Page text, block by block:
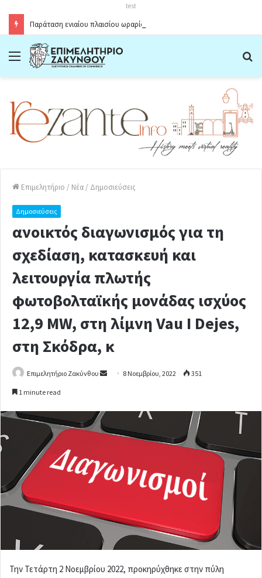
test
Menu
Επιμελητήριο / Νέα / Δημοσιεύσεις
Δημοσιεύσεις
ανοικτός διαγωνισμός για τη
σχεδίαση, κατασκευή και
λειτουργία πλωτής
φωτοβολταϊκής μονάδας ισχύος
12,9 MW, στη λίμνη Vau I Dejes,
στη Σκόδρα, κ
Επιμελητήριο Ζακύνθου
a
m
l
8 Νοεμβρίου, 2022 351
1 minute read
Την Τετάρτη 2 Νοεμβρίου 2022, προκηρύχθηκε στην πύλη